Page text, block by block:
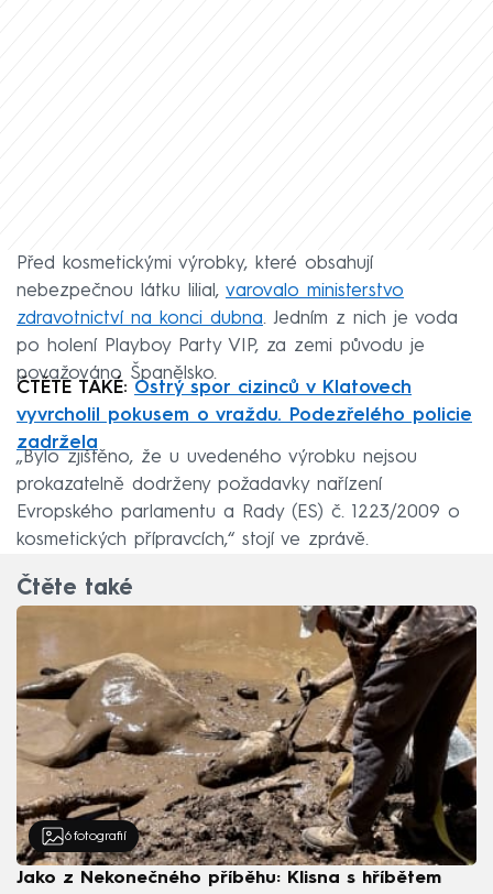
Před kosmetickými výrobky, které obsahují
nebezpečnou látku lilial, varovalo ministerstvo
zdravotnictví na konci dubna. Jedním z nich je voda
po holení Playboy Party VIP, za zemi původu je
považováno Španělsko.
ČTĚTE TAKÉ: Ostrý spor cizinců v Klatovech
vyvrcholil pokusem o vraždu. Podezřelého policie
zadržela
„Bylo zjištěno, že u uvedeného výrobku nejsou
prokazatelně dodrženy požadavky nařízení
Evropského parlamentu a Rady (ES) č. 1223/2009 o
kosmetických přípravcích,“ stojí ve zprávě.
Čtěte také
6 fotografií
Jako z Nekonečného příběhu: Klisna s hříbětem